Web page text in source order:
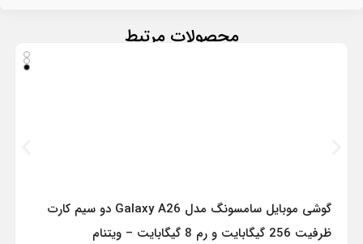
محصولات مرتبط
گوشی موبایل سامسونگ مدل Galaxy A26 دو سیم کارت
ظرفیت 256 گیگابایت و رم 8 گیگابایت – ویتنام